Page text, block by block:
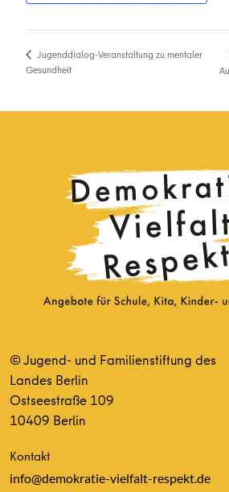
Jugenddialog-Veranstaltung zu mentaler
Gesundheit
© Jugend- und Familienstiftung des
Landes Berlin
Ostseestraße 109
10409 Berlin
Kontakt
info@demokratie-vielfalt-respekt.de